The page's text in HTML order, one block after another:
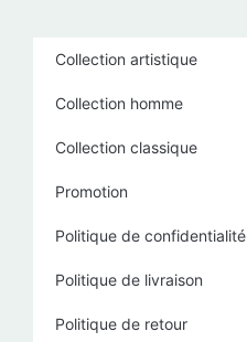
Collection artistique
Collection homme
Collection classique
Promotion
Politique de confidentialité
Politique de livraison
Politique de retour